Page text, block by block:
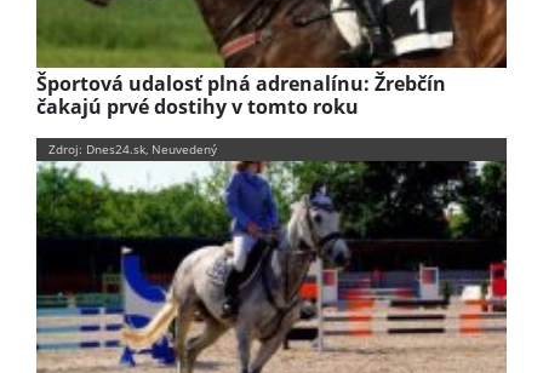
Športová udalosť plná adrenalínu: Žrebčín
čakajú prvé dostihy v tomto roku
Zdroj: Dnes24.sk, Neuvedený